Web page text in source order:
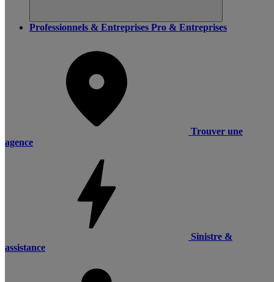
Professionnels & Entreprises Pro & Entreprises
Trouver une
agence
Sinistre &
assistance